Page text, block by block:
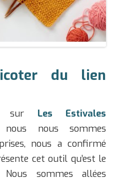
du lien
sur Les Estivales
nous sommes
nous a confirmé
cet outil qu’est le
Nous sommes allées